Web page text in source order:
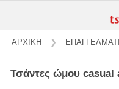
ΑΡΧΙΚΗ ❯
τσάντες ώμου